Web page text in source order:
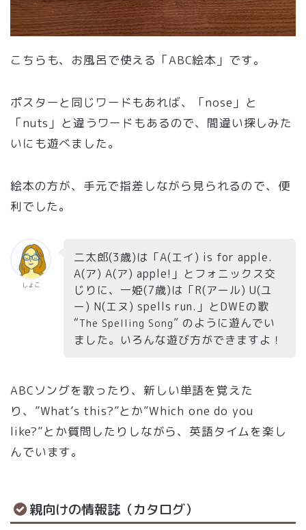
こちらも、お風呂で使える「ABC絵本」です。
ポスターと同じワードもあれば、「nose」と
「nuts」と違うワードもあるので、間違い探しみた
いにも遊べました。
絵本の方が、手元で指差しながら見られるので、便
利でした。
しょこ
二太郎(3歳)は「A(エイ) is for apple.
A(ア) A(ア) apple!」とフォニックス交
じりに、一姫(7歳)は「R(アール) U(ユ
ー) N(エヌ) spells run.」とDWEの歌
“The Spelling Song” のように遊んでい
ました。いろんな遊び方ができますよ！
ABCソングを歌ったり、新しい単語を覚えた
り、”What’s this?”とか”Which one do you
like?”とか質問したりしながら、英語タイムを楽し
んでいます。
親向けの情報誌（カタログ）